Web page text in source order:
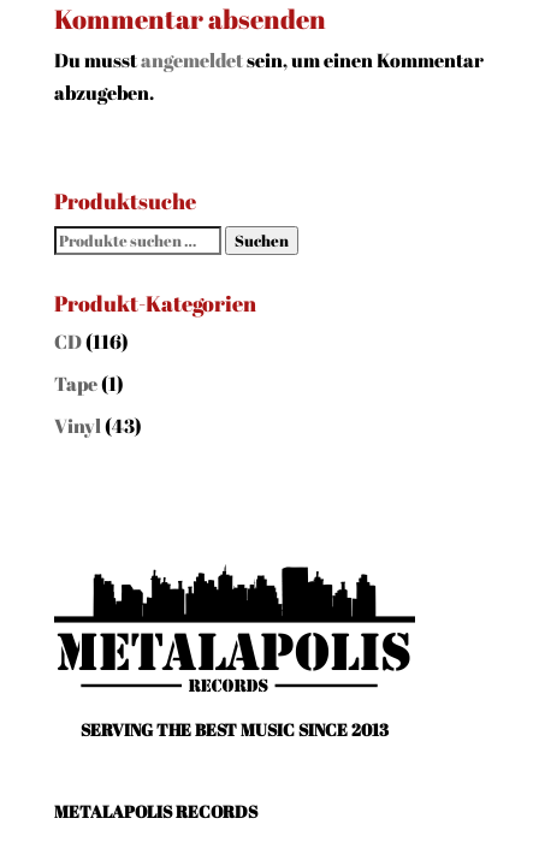
Kommentar absenden
Du musstangemeldetsein, um einen Kommentar
abzugeben.
Produktsuche
Suchen
Suchen
Produkt-Kategorien
CD(116)
Tape(1)
Vinyl(43)
SERVING THE BEST MUSIC SINCE 2013
METALAPOLIS RECORDS